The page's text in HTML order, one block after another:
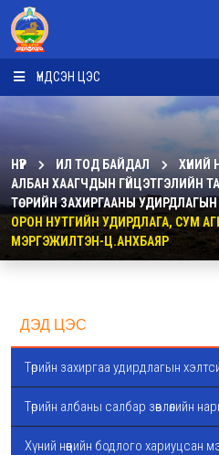
ҮНДСЭН ЦЭС
НҮҮР ИЛ ТОД БАЙДАЛ
ХҮНИЙ
АЛБАН ХААГЧДЫН ГҮЙЦЭТГЭЛИЙН
ТӨРИЙН ЗАХИРГААНЫ УДИРДЛАГЫН
ОРОН НУТГИЙН УДИРДЛАГА, СУМ
МЭРГЭЖИЛТЭН-Ц.АНХБАЯР
ДЭД ЦЭС
Төрийн захиргаа удирдлагын
Төрийн албаны салбар зөвлөлийн
Хүний нөөцийн бодлого хариуцсан